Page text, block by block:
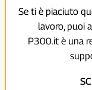
Se ti è piaciuto
lavoro, puoi
P300.it è una